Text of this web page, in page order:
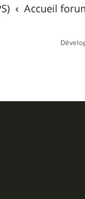
Accueil